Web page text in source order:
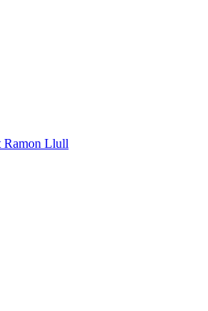
Ramon Llull